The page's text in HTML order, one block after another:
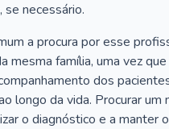
se necessário.
a procura por esse
mesma família, uma vez
dos
longo da vida. Procurar um
o diagnóstico e a manter